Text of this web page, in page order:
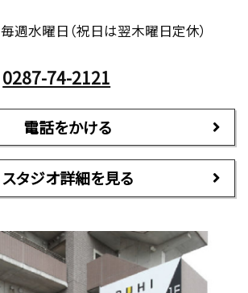
毎週水曜日（祝日は翌木曜日定休）
0287-74-2121
電話をかける
スタジオ詳細を見る